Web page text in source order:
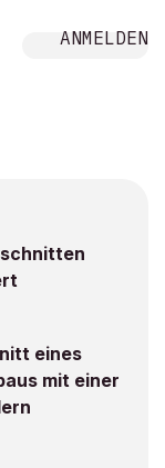
ANMELDEN
eines
mit einer